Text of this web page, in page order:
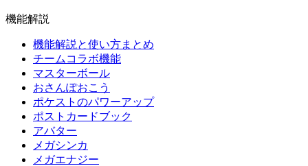
機能解説
機能解説と使い方まとめ
チームコラボ機能
マスターボール
おさんぽおこう
ポケストのパワーアップ
ポストカードブック
アバター
メガシンカ
メガエナジー